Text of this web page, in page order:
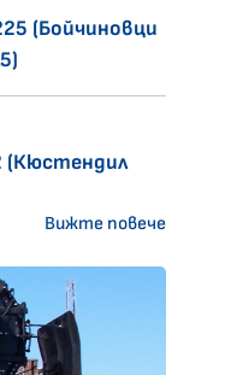
(Бойчиновци
(Кюстендил
Вижте повече